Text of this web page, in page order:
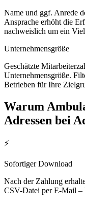
Name und ggf. Anrede
Ansprache erhöht die
nachweislich um ein
Unternehmensgröße
Geschätzte
Unternehmensgröße.
Betrieben für Ihre
Warum
Adressen bei
⚡
Sofortiger Download
Nach der Zahlung
CSV-Datei per E-Mail –